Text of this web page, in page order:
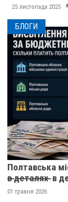
25 листопада 2025
БЛОГИ
Полтавська
в̶ ̶д̶е̶т̶а̶л̶я̶х̶ ̶ в
01 травня 2026